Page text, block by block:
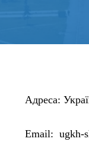
Адреса:
Email: ugkh-